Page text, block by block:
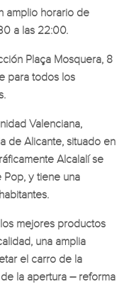
amplio horario de
a las 22:00.
Plaça Mosquera, 8
para todos los
Valenciana,
de Alicante, situado en
Alcalalí se
y tiene una
mejores productos
una amplia
el carro de la
la apertura – reforma